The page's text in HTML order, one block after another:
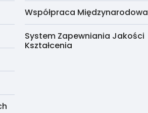
Współpraca Międzynarodowa
System Zapewniania Jakości
Kształcenia